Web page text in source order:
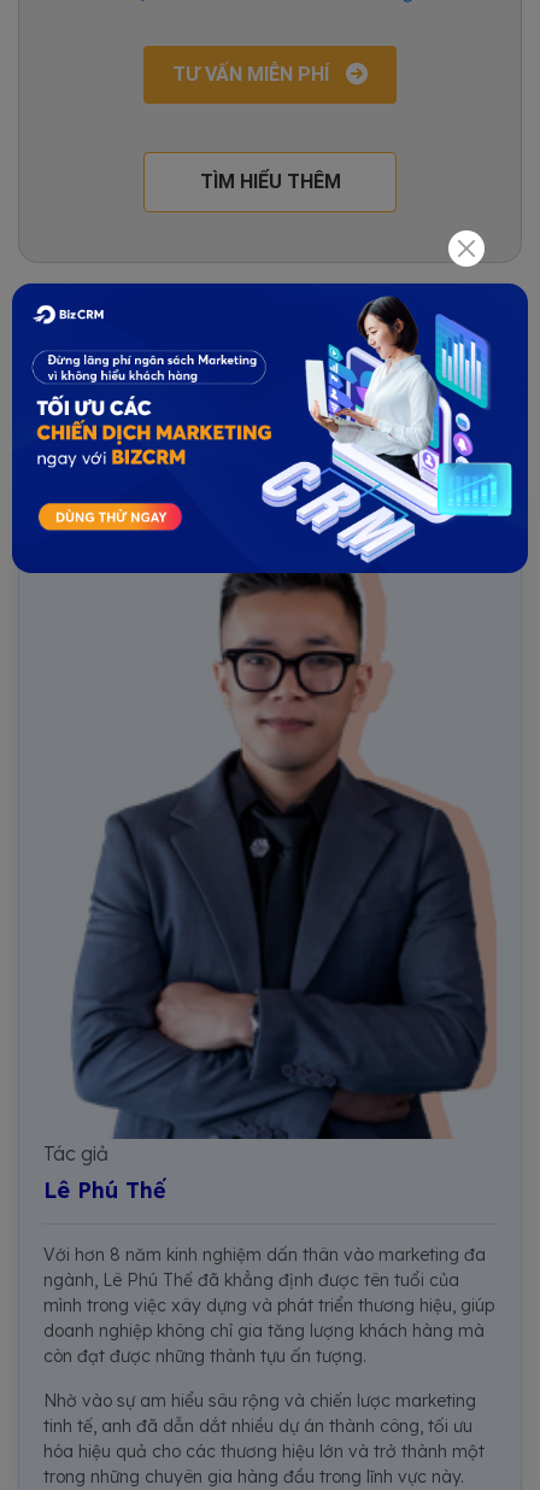
TƯ VẤN MIỄN PHÍ
TÌM HIỂU THÊM
Chia sẻ bài viết
Tác giả
Lê Phú Thế
Với hơn 8 năm kinh nghiệm dấn thân vào marketing đa
ngành, Lê Phú Thế đã khẳng định được tên tuổi của
mình trong việc xây dựng và phát triển thương hiệu, giúp
doanh nghiệp không chỉ gia tăng lượng khách hàng mà
còn đạt được những thành tựu ấn tượng.
Nhờ vào sự am hiểu sâu rộng và chiến lược marketing
tinh tế, anh đã dẫn dắt nhiều dự án thành công, tối ưu
hóa hiệu quả cho các thương hiệu lớn và trở thành một
trong những chuyên gia hàng đầu trong lĩnh vực này.